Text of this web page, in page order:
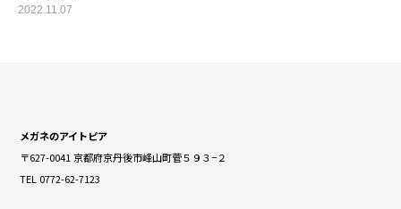
2022.11.07
メガネのアイトピア
〒627-0041 京都府京丹後市峰山町菅５９３−２
TEL 0772-62-7123